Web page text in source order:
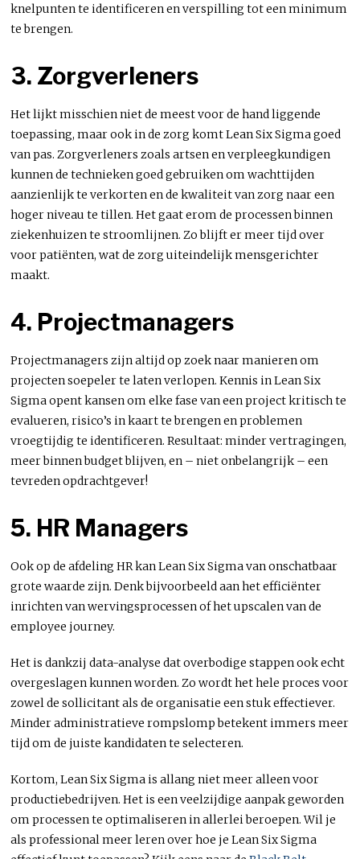
knelpunten te identificeren en verspilling tot een minimum
te brengen.
3. Zorgverleners
Het lijkt misschien niet de meest voor de hand liggende
toepassing, maar ook in de zorg komt Lean Six Sigma goed
van pas. Zorgverleners zoals artsen en verpleegkundigen
kunnen de technieken goed gebruiken om wachttijden
aanzienlijk te verkorten en de kwaliteit van zorg naar een
hoger niveau te tillen. Het gaat erom de processen binnen
ziekenhuizen te stroomlijnen. Zo blijft er meer tijd over
voor patiënten, wat de zorg uiteindelijk mensgerichter
maakt.
4. Projectmanagers
Projectmanagers zijn altijd op zoek naar manieren om
projecten soepeler te laten verlopen. Kennis in Lean Six
Sigma opent kansen om elke fase van een project kritisch te
evalueren, risico’s in kaart te brengen en problemen
vroegtijdig te identificeren. Resultaat: minder vertragingen,
meer binnen budget blijven, en – niet onbelangrijk – een
tevreden opdrachtgever!
5. HR Managers
Ook op de afdeling HR kan Lean Six Sigma van onschatbaar
grote waarde zijn. Denk bijvoorbeeld aan het efficiënter
inrichten van wervingsprocessen of het upscalen van de
employee journey.
Het is dankzij data-analyse dat overbodige stappen ook echt
overgeslagen kunnen worden. Zo wordt het hele proces voor
zowel de sollicitant als de organisatie een stuk effectiever.
Minder administratieve rompslomp betekent immers meer
tijd om de juiste kandidaten te selecteren.
Kortom, Lean Six Sigma is allang niet meer alleen voor
productiebedrijven. Het is een veelzijdige aanpak geworden
om processen te optimaliseren in allerlei beroepen. Wil je
als professional meer leren over hoe je Lean Six Sigma